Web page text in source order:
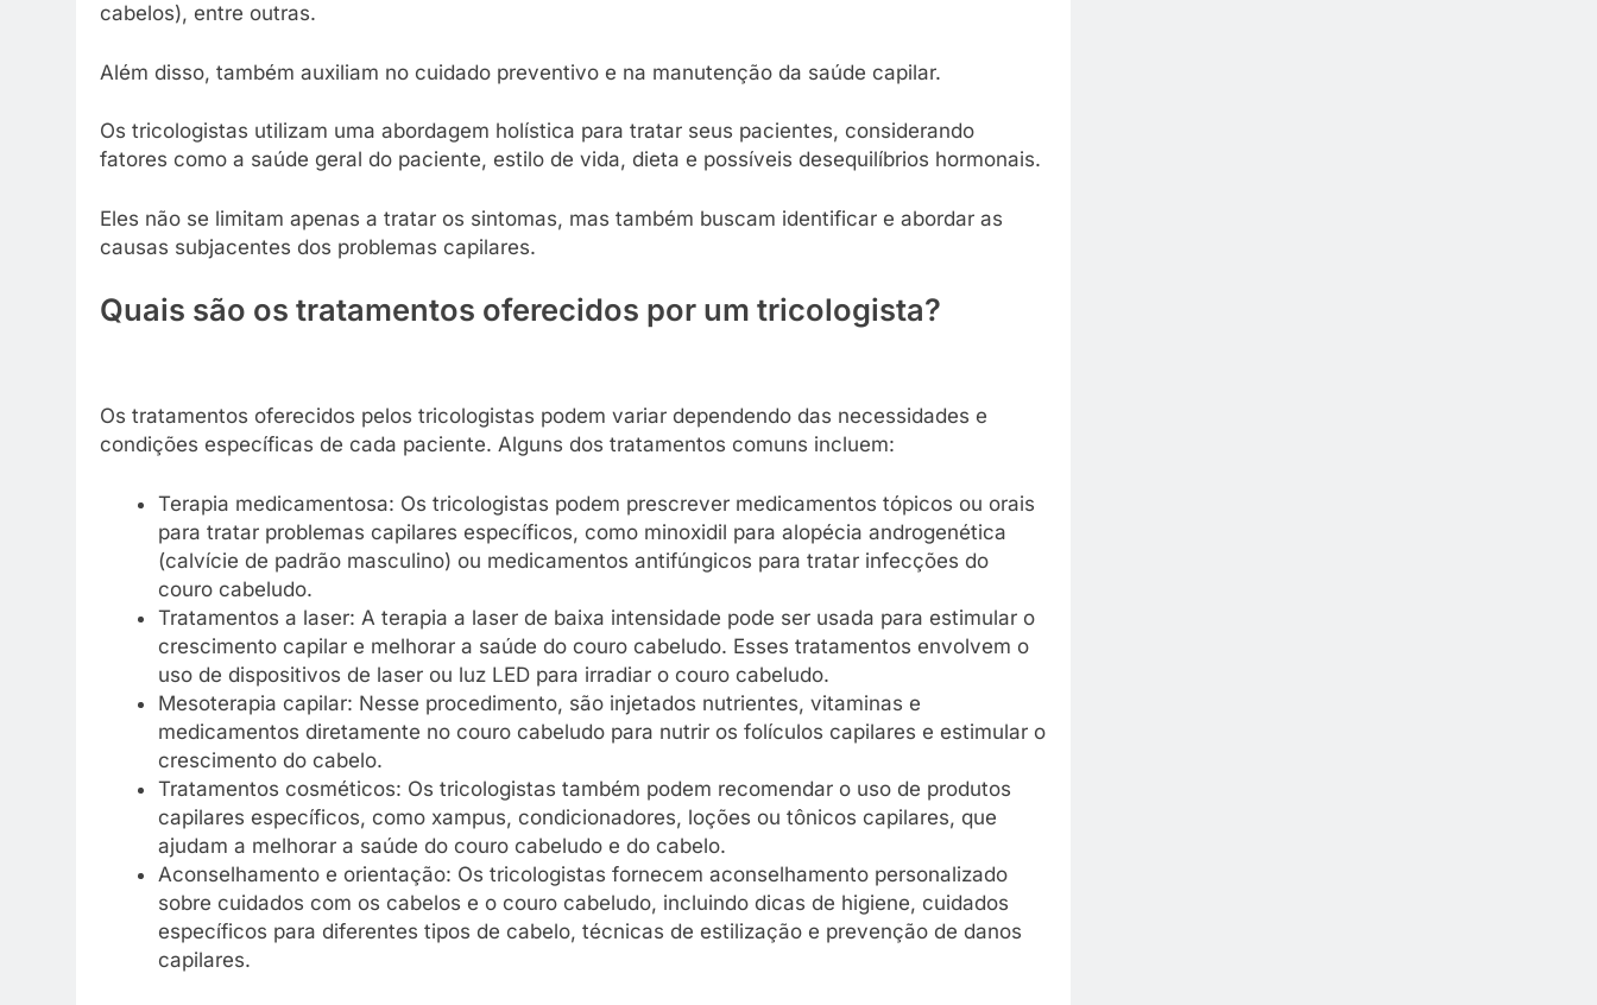
cabelos), entre outras.
Além disso, também auxiliam no cuidado preventivo e na manutenção da saúde capilar.
Os tricologistas utilizam uma abordagem holística para tratar seus pacientes, considerando
fatores como a saúde geral do paciente, estilo de vida, dieta e possíveis desequilíbrios hormonais.
Eles não se limitam apenas a tratar os sintomas, mas também buscam identificar e abordar as
causas subjacentes dos problemas capilares.
Quais são os tratamentos oferecidos por um tricologista?
Os tratamentos oferecidos pelos tricologistas podem variar dependendo das necessidades e
condições específicas de cada paciente. Alguns dos tratamentos comuns incluem:
Terapia medicamentosa: Os tricologistas podem prescrever medicamentos tópicos ou orais
para tratar problemas capilares específicos, como minoxidil para alopécia androgenética
(calvície de padrão masculino) ou medicamentos antifúngicos para tratar infecções do
couro cabeludo.
Tratamentos a laser: A terapia a laser de baixa intensidade pode ser usada para estimular o
crescimento capilar e melhorar a saúde do couro cabeludo. Esses tratamentos envolvem o
uso de dispositivos de laser ou luz LED para irradiar o couro cabeludo.
Mesoterapia capilar: Nesse procedimento, são injetados nutrientes, vitaminas e
medicamentos diretamente no couro cabeludo para nutrir os folículos capilares e estimular o
crescimento do cabelo.
Tratamentos cosméticos: Os tricologistas também podem recomendar o uso de produtos
capilares específicos, como xampus, condicionadores, loções ou tônicos capilares, que
ajudam a melhorar a saúde do couro cabeludo e do cabelo.
Aconselhamento e orientação: Os tricologistas fornecem aconselhamento personalizado
sobre cuidados com os cabelos e o couro cabeludo, incluindo dicas de higiene, cuidados
específicos para diferentes tipos de cabelo, técnicas de estilização e prevenção de danos
capilares.